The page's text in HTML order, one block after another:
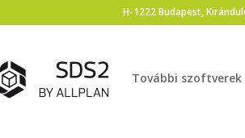
H-1222 Budapest,
További szoftverek